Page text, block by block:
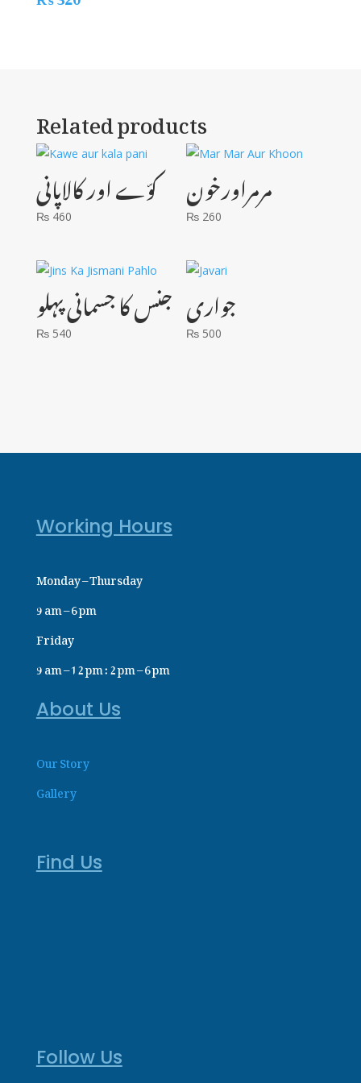
Related products
کوّے اور کالاپانی
₨460
مرمراورخون
₨ 260
جنس کا جسمانی پہلو
₨540
جواری
₨ 500
Working Hours
Monday – Thursday
9 am – 6 pm
Friday
9 am – 12 pm : 2 pm – 6 pm
About Us
Our Story
Gallery
Find Us
Follow Us